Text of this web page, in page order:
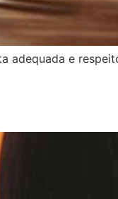
adequada e